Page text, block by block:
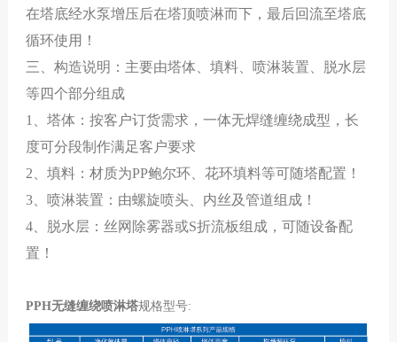
在塔底经水泵增压后在塔顶喷淋而下，最后回流至塔底
循环使用！
三、构造说明：主要由塔体、填料、喷淋装置、脱水层
等四个部分组成
1、 塔体：按客户订货需求，一体无焊缝缠绕成型，长
度可分段制作满足客户要求
2、 填料：材质为PP鲍尔环、花环填料等可随塔配置！
3、 喷淋装置：由螺旋喷头、内丝及管道组成！
4、脱水层： 丝网除雾器或S折流板组成，可随设备配
置！
PPH无缝缠绕喷淋塔规格型号: